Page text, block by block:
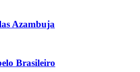
Azambuja
Brasileiro